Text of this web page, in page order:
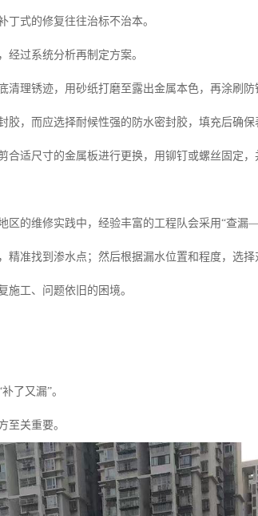
丁式的修复往往治标不治本。
经过系统分析再制定方案。
清理锈迹，用砂纸打磨至露出金属本色，再涂刷防
胶，而应选择耐候性强的防水密封胶，填充后确保
合适尺寸的金属板进行更换，用铆钉或螺丝固定，
区的维修实践中，经验丰富的工程队会采用“查
精准找到渗水点；然后根据漏水位置和程度，选
施工、问题依旧的困境。
了又漏”。
至关重要。